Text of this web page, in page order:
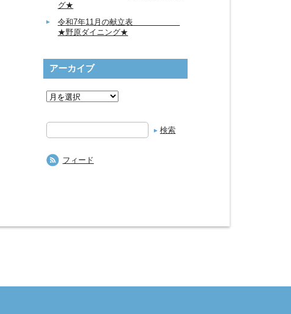
グ★
令和7年11月の献立表
★野原ダイニング★
アーカイブ
索
フィード